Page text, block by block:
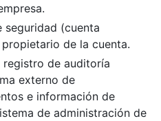
seguridad (cuenta
de la cuenta.
de auditoría
externo de
e información de
de administración de